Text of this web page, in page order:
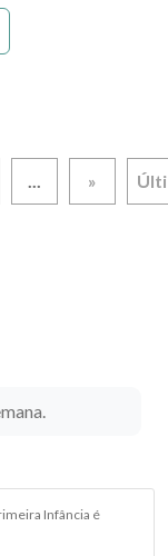
... »
Infância é